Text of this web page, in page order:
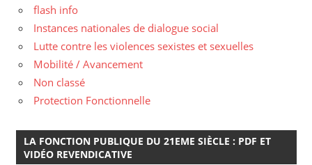
flash info
Instances nationales de dialogue social
Lutte contre les violences sexistes et sexuelles
Mobilité / Avancement
Non classé
Protection Fonctionnelle
LA FONCTION PUBLIQUE DU 21EME SIÈCLE : PDF ET
VIDÉO REVENDICATIVE